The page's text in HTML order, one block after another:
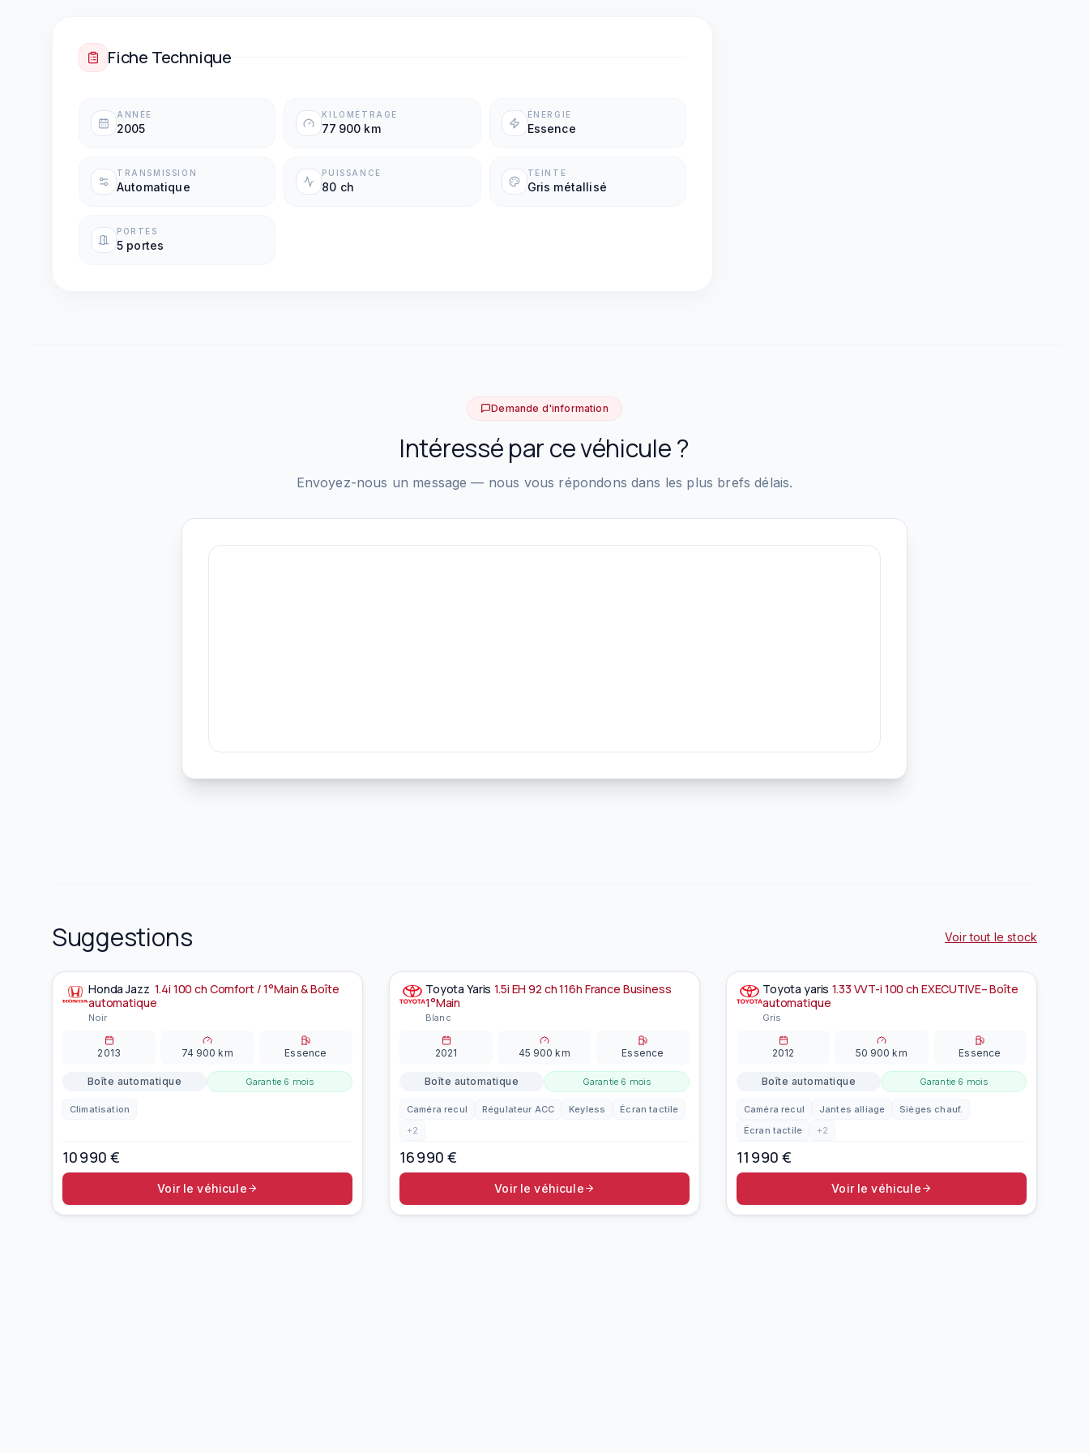
Fiche Technique
ANNÉE
2005
KILOMÉTRAGE
77 900 km
ÉNERGIE
Essence
TRANSMISSION
Automatique
PUISSANCE
80 ch
TEINTE
Gris métallisé
PORTES
5 portes
Demande d'information
Intéressé par ce véhicule ?
Envoyez-nous un message — nous vous répondons dans les plus brefs délais.
Suggestions Voir tout le stock
À la une
Honda Jazz 1.4i 100 ch Comfort / 1°Main & Boîte
automatique
Noir
2013 74 900 km Essence
Boîte automatique Garantie 6 mois
Climatisation
10 990 €
Voir le véhicule
À la une EN PRÉPARATION
Toyota Yaris 1.5i EH 92 ch 116h France Business
1°Main
Blanc
2021 45 900 km Essence
Boîte automatique Garantie 6 mois
Caméra recul Régulateur ACC Keyless
Écran tactile
+2
16 990 €
Voir le véhicule
À la une EN PRÉPARATION
Toyota yaris 1.33 VVT-i 100 ch EXECUTIVE– Boîte
automatique
Gris
2012 50 900 km Essence
Boîte automatique Garantie 6 mois
Caméra recul Jantes alliage
Sièges chauf.
Écran tactile
+2
11 990 €
Voir le véhicule